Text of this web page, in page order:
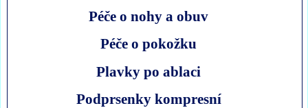
Péče o nohy a obuv
Péče o pokožku
Plavky po ablaci
Podprsenky kompresní